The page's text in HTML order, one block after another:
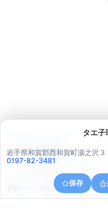
タエ子
岩手県和賀郡西和賀町湯之沢３
0197-82-3481
保存
岩手県和賀郡西和賀町湯
アプリで見る